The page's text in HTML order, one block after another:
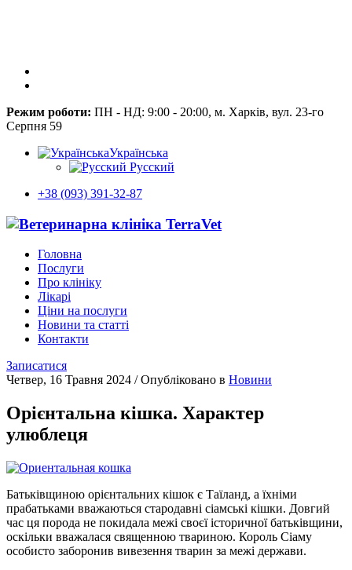
Режим роботи: ПН - НД: 9:00 - 20:00, м. Харків, вул. 23-го
Серпня 59
Українська
Русский
+38 (093) 391-32-87
Головна
Послуги
Про клініку
Лікарі
Ціни на послуги
Новини та статті
Контакти
Записатися
Четвер, 16 Травня 2024 /Опубліковано в Новини
Орієнтальна кішка. Характер
улюблеця
Батьківщиною орієнтальних кішок є Таїланд, а їхніми
прабатьками вважаються стародавні сіамські кішки. Довгий
час ця порода не покидала межі своєї історичної батьківщини,
оскільки вважалася священною твариною. Король Сіаму
особисто заборонив вивезення тварин за межі держави.